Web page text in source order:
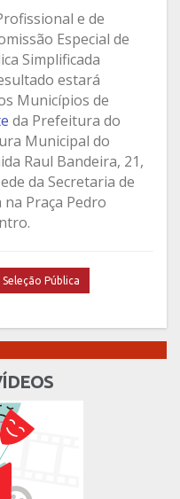
e de
Especial de
Simplificada
estará
Municípios de
da Prefeitura do
Municipal do
Raul Bandeira, 21,
da Secretaria de
na Praça Pedro
Seleção Pública